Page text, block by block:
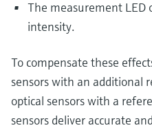
The measurement LED
intensity.
To compensate these
sensors with an additional
optical sensors with a
sensors deliver accurate